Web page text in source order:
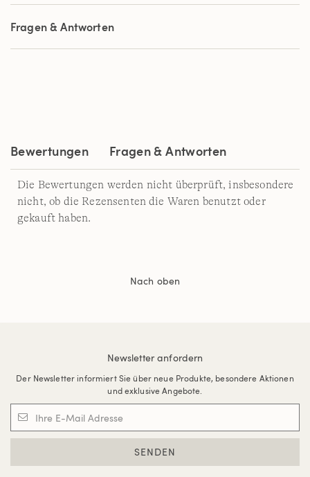
5
Sternen,
Durchschnittswert
Bewertung.
Fragen & Antworten
Bewertungen Fragen & Antworten
Die Bewertungen werden nicht überprüft, insbesondere
nicht, ob die Rezensenten die Waren benutzt oder
gekauft haben.
Nach oben
Newsletter anfordern
Der Newsletter informiert Sie über neue Produkte, besondere Aktionen
und exklusive Angebote.
SENDEN